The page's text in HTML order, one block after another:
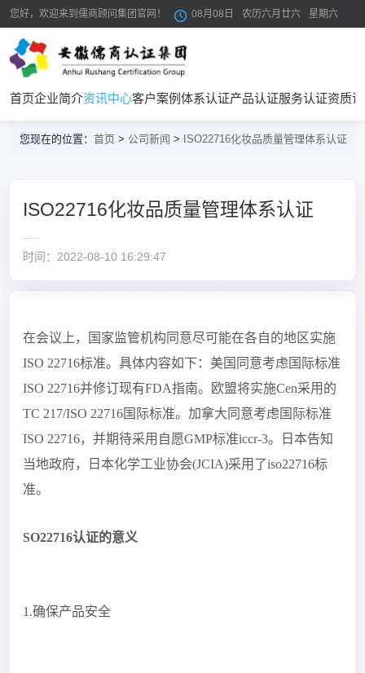
您好，欢迎来到儒商顾问集团官网！ 08月08日 农历六月廿六 星期六
首页企业简介资讯中心客户案例体系认证产品认证服务认证资质
您现在的位置： 首页 > 公司新闻 > ISO22716化妆品质量管理体系认证
ISO22716化妆品质量管理体系认证
时间：2022-08-10 16:29:47
在会议上，国家监管机构同意尽可能在各自的地区实施
ISO 22716标准。具体内容如下：美国同意考虑国际标准
ISO 22716并修订现有FDA指南。欧盟将实施Cen采用的
TC 217/ISO 22716国际标准。加拿大同意考虑国际标准
ISO 22716，并期待采用自愿GMP标准iccr-3。日本告知
当地政府，日本化学工业协会(JCIA)采用了iso22716标
准。
SO22716认证的意义
1.确保产品安全